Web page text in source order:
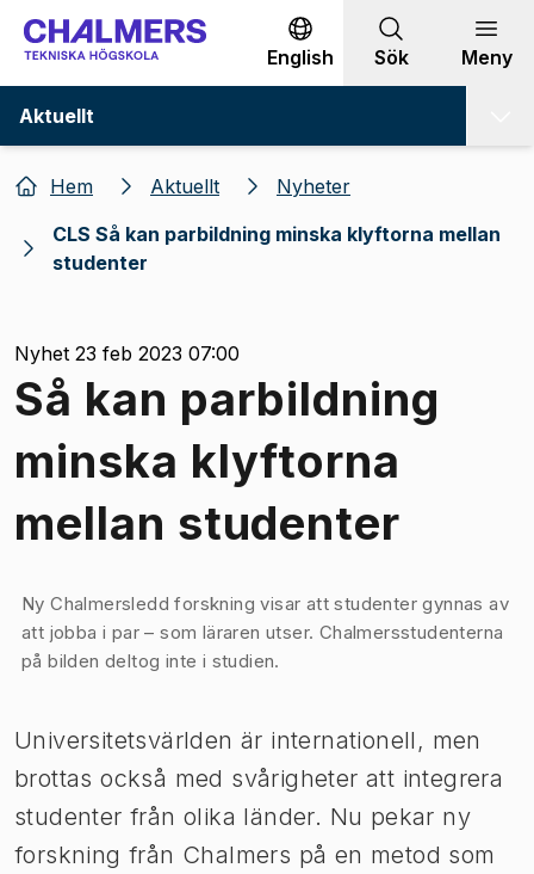
Gå till innehållet
English Sök Meny
Aktuellt
Hem Aktuellt
Nyheter
CLS Så kan parbildning minska klyftorna mellan
studenter
Nyhet 23 feb 2023 07:00
Så kan parbildning
minska klyftorna
mellan studenter
Bild 1 av 1
Ny Chalmersledd forskning visar att studenter gynnas av
att jobba i par – som läraren utser. Chalmersstudenterna
på bilden deltog inte i studien.
Universitetsvärlden är internationell, men
brottas också med svårigheter att integrera
studenter från olika länder. Nu pekar ny
forskning från Chalmers på en metod som